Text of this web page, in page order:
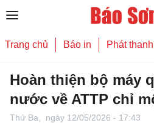
Trang chủ Báo in Phát thanh
Hoàn thiện bộ máy
nước về ATTP chỉ
Thứ Ba, ngày 12/05/2026 - 17:43